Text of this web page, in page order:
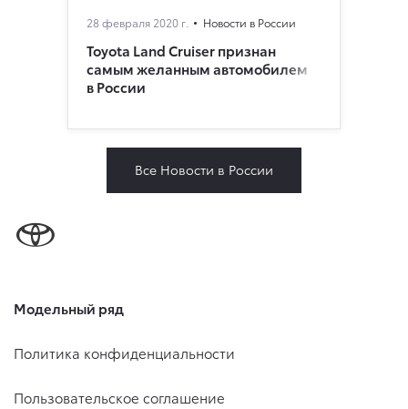
28 февраля 2020 г. Новости в России
Toyota Land Cruiser признан
самым желанным автомобилем
в России
Все Новости в России
Модельный ряд
Политика конфиденциальности
Пользовательское соглашение